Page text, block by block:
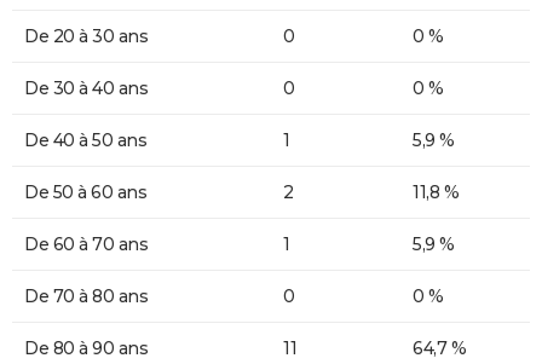
De 20 à 30 ans 0 0 %
De 30 à 40 ans 0 0 %
De 40 à 50 ans 1 5,9 %
De 50 à 60 ans 2 11,8 %
De 60 à 70 ans 1 5,9 %
De 70 à 80 ans 0 0 %
De 80 à 90 ans 11 64,7 %